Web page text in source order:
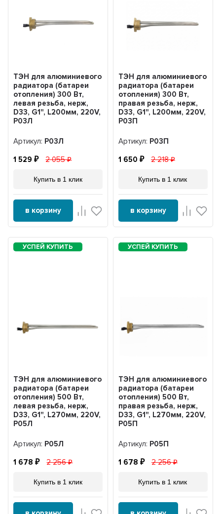
ТЭН для алюминиевого
радиатора (батареи
отопления) 300 Вт,
левая резьба, нерж,
D33, G1", L200мм, 220V,
Р03Л
Артикул: Р03Л
1 529 2 055
Купить в 1 клик
в корзину
ТЭН для алюминиевого
радиатора (батареи
отопления) 300 Вт,
правая резьба, нерж,
D33, G1", L200мм, 220V,
Р03П
Артикул: Р03П
1 650 2 218
Купить в 1 клик
в корзину
ТЭН для алюминиевого
радиатора (батареи
отопления) 500 Вт,
левая резьба, нерж,
D33, G1", L270мм, 220V,
Р05Л
Артикул: Р05Л
1 678 2 256
Купить в 1 клик
ТЭН для алюминиевого
радиатора (батареи
отопления) 500 Вт,
правая резьба, нерж,
D33, G1", L270мм, 220V,
Р05П
Артикул: Р05П
1 678 2 256
Купить в 1 клик